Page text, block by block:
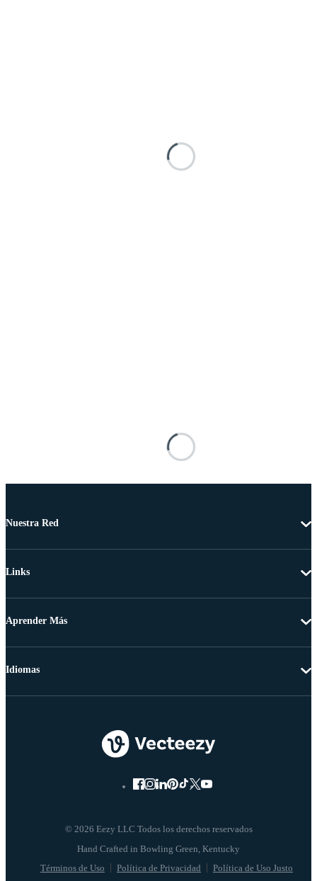
Nuestra Red
Links
Aprender Más
© 2026 Eezy LLC Todos los derechos reservados
Términos de Uso Política de Privacidad Política de Uso Justo
Idiomas